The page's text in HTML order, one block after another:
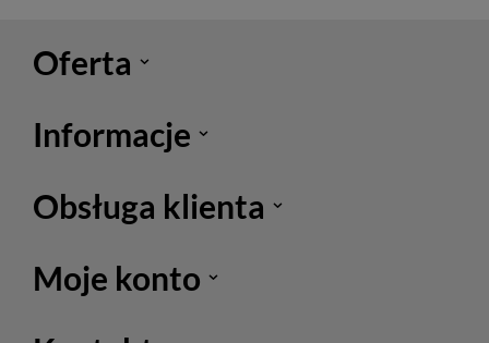
Oferta
Informacje
Obsługa klienta
Moje konto